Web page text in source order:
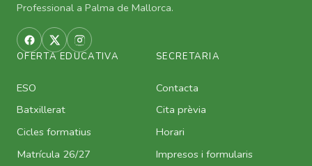
Professional a Palma de Mallorca.
OFERTA EDUCATIVA
ESO
Batxillerat
Cicles formatius
Matrícula 26/27
SECRETARIA
Contacta
Cita prèvia
Horari
Impresos i formularis